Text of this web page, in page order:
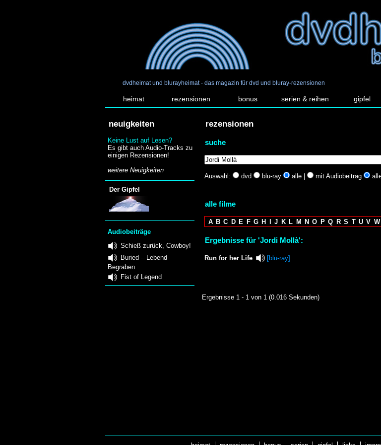
dvdheimat und blurayheimat - das magazin für dvd und bluray-rezensionen
heimat rezensionen bonus serien & reihen gipfel
neuigkeiten
Keine Lust auf Lesen?
Es gibt auch Audio-Tracks zu
einigen Rezensionen!
weitere Neuigkeiten
Der Gipfel
Audiobeiträge
Schieß zurück, Cowboy!
Buried – Lebend
Begraben
Fist of Legend
rezensionen
suche
Auswahl: dvd blu-ray alle | mit Audiobeitrag
alle filme
A B C D E F G H I J K L M N O P Q R S T U V W
Ergebnisse für 'Jordi Mollà':
Run for her Life [blu-ray]
Ergebnisse 1 - 1 von 1 (0.016 Sekunden)